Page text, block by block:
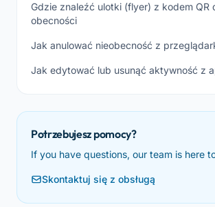
Gdzie znaleźć ulotki (flyer) z kodem QR
obecności
Jak anulować nieobecność z
Jak edytować lub usunąć aktywność z
Potrzebujesz pomocy?
If you have questions, our team is here
Skontaktuj się z obsługą